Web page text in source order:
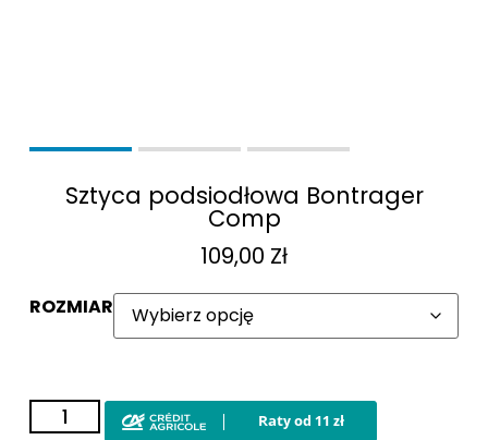
Sztyca podsiodłowa Bontrager
Comp
109,00 Zł
ROZMIAR